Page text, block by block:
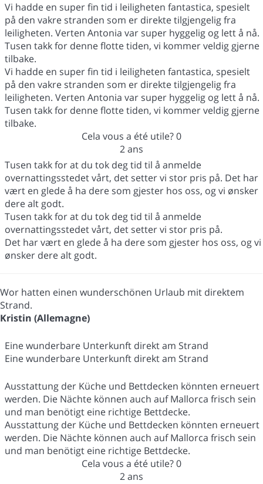
Vi hadde en super fin tid i leiligheten fantastica, spesielt
på den vakre stranden som er direkte tilgjengelig fra
leiligheten. Verten Antonia var super hyggelig og lett å nå.
Tusen takk for denne flotte tiden, vi kommer veldig gjerne
tilbake.
Vi hadde en super fin tid i leiligheten fantastica, spesielt
på den vakre stranden som er direkte tilgjengelig fra
leiligheten. Verten Antonia var super hyggelig og lett å nå.
Tusen takk for denne flotte tiden, vi kommer veldig gjerne
tilbake.
Cela vous a été utile?0
2 ans
Tusen takk for at du tok deg tid til å anmelde
overnattingsstedet vårt, det setter vi stor pris på. Det har
vært en glede å ha dere som gjester hos oss, og vi ønsker
dere alt godt.
Tusen takk for at du tok deg tid til å anmelde
overnattingsstedet vårt, det setter vi stor pris på.
Det har vært en glede å ha dere som gjester hos oss, og vi
ønsker dere alt godt.
Wor hatten einen wunderschönen Urlaub mit direktem
Strand.
Kristin (Allemagne)
Eine wunderbare Unterkunft direkt am Strand
Eine wunderbare Unterkunft direkt am Strand
Ausstattung der Küche und Bettdecken könnten erneuert
werden. Die Nächte können auch auf Mallorca frisch sein
und man benötigt eine richtige Bettdecke.
Ausstattung der Küche und Bettdecken könnten erneuert
werden. Die Nächte können auch auf Mallorca frisch sein
und man benötigt eine richtige Bettdecke.
Cela vous a été utile?0
2 ans